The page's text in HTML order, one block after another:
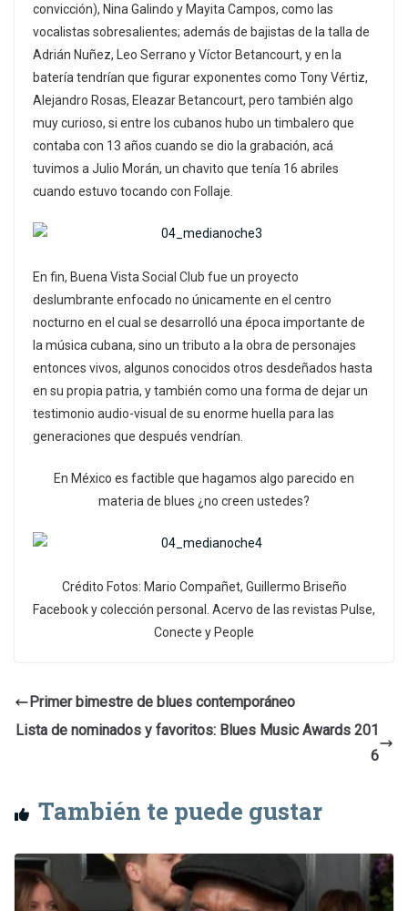
convicción), Nina Galindo y Mayita Campos, como las
vocalistas sobresalientes; además de bajistas de la talla de
Adrián Nuñez, Leo Serrano y Víctor Betancourt, y en la
batería tendrían que figurar exponentes como Tony Vértiz,
Alejandro Rosas, Eleazar Betancourt, pero también algo
muy curioso, si entre los cubanos hubo un timbalero que
contaba con 13 años cuando se dio la grabación, acá
tuvimos a Julio Morán, un chavito que tenía 16 abriles
cuando estuvo tocando con Follaje.
En fin, Buena Vista Social Club fue un proyecto
deslumbrante enfocado no únicamente en el centro
nocturno en el cual se desarrolló una época importante de
la música cubana, sino un tributo a la obra de personajes
entonces vivos, algunos conocidos otros desdeñados hasta
en su propia patria, y también como una forma de dejar un
testimonio audio-visual de su enorme huella para las
generaciones que después vendrían.
En México es factible que hagamos algo parecido en
materia de blues ¿no creen ustedes?
Crédito Fotos: Mario Compañet, Guillermo Briseño
Facebook y colección personal. Acervo de las revistas Pulse,
Conecte y People
Primer bimestre de blues contemporáneo
Lista de nominados y favoritos: Blues Music Awards 201
6
También te puede gustar